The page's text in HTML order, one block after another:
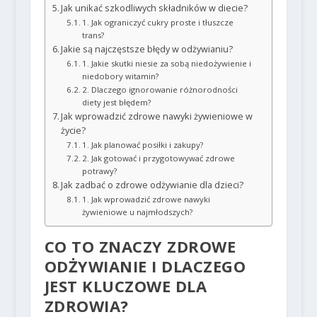
Jak unikać szkodliwych składników w diecie?
1. Jak ograniczyć cukry proste i tłuszcze
trans?
Jakie są najczęstsze błędy w odżywianiu?
1. Jakie skutki niesie za sobą niedożywienie i
niedobory witamin?
2. Dlaczego ignorowanie różnorodności
diety jest błędem?
Jak wprowadzić zdrowe nawyki żywieniowe w
życie?
1. Jak planować posiłki i zakupy?
2. Jak gotować i przygotowywać zdrowe
potrawy?
Jak zadbać o zdrowe odżywianie dla dzieci?
1. Jak wprowadzić zdrowe nawyki
żywieniowe u najmłodszych?
CO TO ZNACZY ZDROWE
ODŻYWIANIE I DLACZEGO
JEST KLUCZOWE DLA
ZDROWIA?